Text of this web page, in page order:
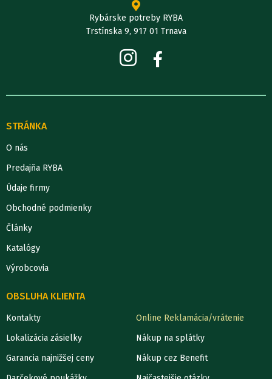
Rybárske potreby RYBA
Trstínska 9, 917 01 Trnava
STRÁNKA
O nás
Predajňa RYBA
Údaje firmy
Obchodné podmienky
Články
Katalógy
Výrobcovia
OBSLUHA KLIENTA
Kontakty
Lokalizácia zásielky
Garancia najnižšej ceny
Online Reklamácia/vrátenie
Nákup na splátky
Nákup cez Benefit